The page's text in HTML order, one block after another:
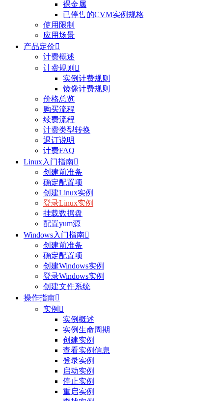
裸金属
已停售的CVM实例规格
使用限制
应用场景
产品定价
计费概述
计费规则 
实例计费规则
镜像计费规则
价格总览
购买流程
续费流程
计费类型转换
退订说明
计费FAQ
Linux入门指南
创建前准备
确定配置项
创建Linux实例
登录Linux实例
挂载数据盘
配置yum源
Windows入门指南
创建前准备
确定配置项
创建Windows实例
登录Windows实例
创建文件系统
操作指南
实例 
实例概述
实例生命周期
创建实例
查看实例信息
登录实例
启动实例
停止实例
重启实例